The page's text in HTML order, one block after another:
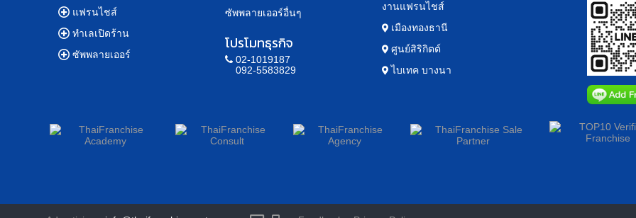
แฟรนไชส์
ทำเลเปิดร้าน
ซัพพลายเออร์
ซัพพลายเออร์อื่นๆ
โปรโมทธุรกิจ
02-1019187
092-5583829
งานแฟรนไชส์
เมืองทองธานี
ศูนย์สิริกิตต์
ไบเทค บางนา